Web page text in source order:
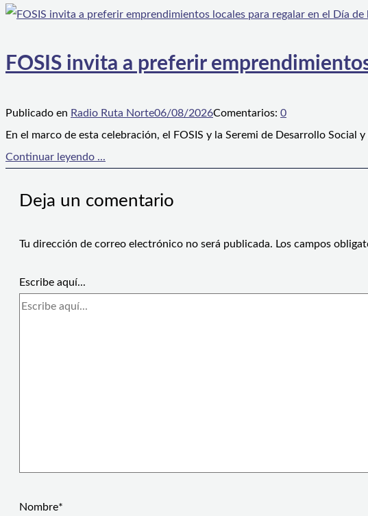
FOSIS invita a preferir
Publicado en Radio Ruta Norte06/08/2026Comentarios: 0
En el marco de esta celebración, el FOSIS y la Seremi de Desarrollo Social
Continuar leyendo ...
Deja un comentario
Tu dirección de correo electrónico no será publicada. Los campos
Escribe aquí...
Nombre*